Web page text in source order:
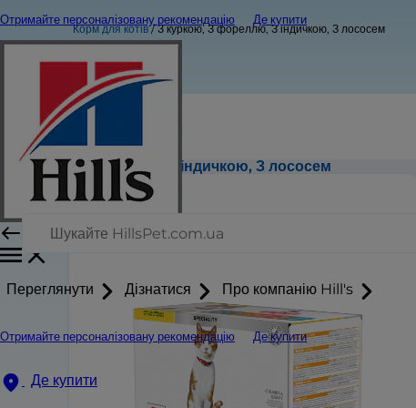
Отримайте персоналізовану рекомендацію Де купити
Переглянути Дізнатися Про компанію Hill's
Отримайте персоналізовану рекомендацію Де купити
Де купити
Корм для котів З куркою, З фореллю, З індичкою, З лососем
З куркою, З фореллю, З індичкою, З лососем